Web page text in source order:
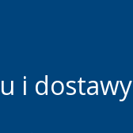
i dostawy